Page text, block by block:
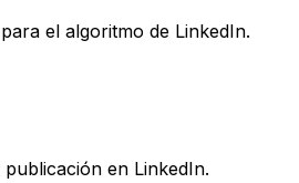
el algoritmo de LinkedIn.
en LinkedIn.